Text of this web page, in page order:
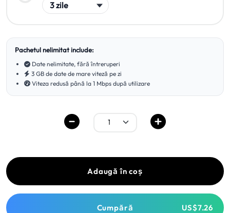
Pachetul nelimitat include:
Date nelimitate, fără întreruperi
3 GB de date de mare viteză pe zi
Viteza redusă până la 1 Mbps după utilizare
Adaugă în coș
Cumpără US$7.26